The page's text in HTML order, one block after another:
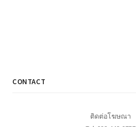
CONTACT
ติดต่อโฆษณา